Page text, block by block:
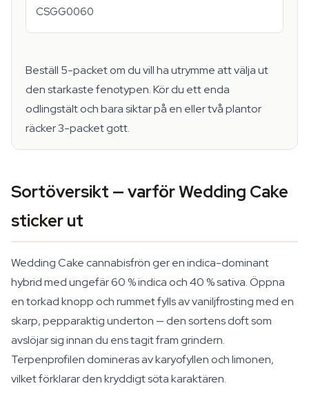
CSGG0060
Beställ 5-packet om du vill ha utrymme att välja ut
den starkaste fenotypen. Kör du ett enda
odlingstält och bara siktar på en eller två plantor
räcker 3-packet gott.
Sortöversikt — varför Wedding Cake
sticker ut
Wedding Cake cannabisfrön ger en indica-dominant
hybrid med ungefär 60 % indica och 40 % sativa. Öppna
en torkad knopp och rummet fylls av vaniljfrosting med en
skarp, pepparaktig underton — den sortens doft som
avslöjar sig innan du ens tagit fram grindern.
Terpenprofilen domineras av karyofyllen och limonen,
vilket förklarar den kryddigt söta karaktären.